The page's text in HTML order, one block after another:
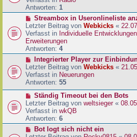
t
a
g
e
r
B
e
i
t
r
a
g
Antworten: 1
N
e
u
e
r
B
e
i
t
r
a
g
Streambox in Useronlineliste
Letzter Beitrag von Webkicks «
Verfasst in Individuelle
Erweiterungen
Antworten: 4
N
e
u
e
r
B
e
i
t
a
Integrierter Player zur
Letzter Beitrag von Webkicks «
Verfasst in Neuerungen
Antworten: 55
N
e
u
e
r
B
Ständig Timeout bei den Bots
Letzter Beitrag von weltsieger«
Verfasst in wkQB
Antworten: 6
NBot logt sich nicht ein